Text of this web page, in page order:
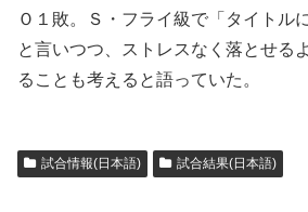
Ｏ１敗。Ｓ・フライ級で「タイトル
と言いつつ、ストレスなく落とせる
ることも考えると語っていた。
試合情報(日本語) 試合結果(日本語)